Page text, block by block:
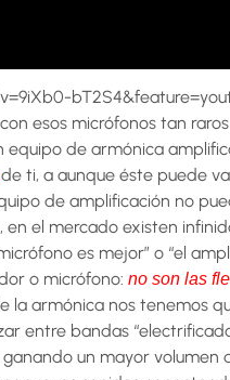
esos micrófonos tan
equipo de armónica
de ti, a aunque éste puede
de amplificación no
el mercado existen
es mejor” o “el
o micrófono: no son las
armónica nos tenemos
entre bandas
un mayor volumen